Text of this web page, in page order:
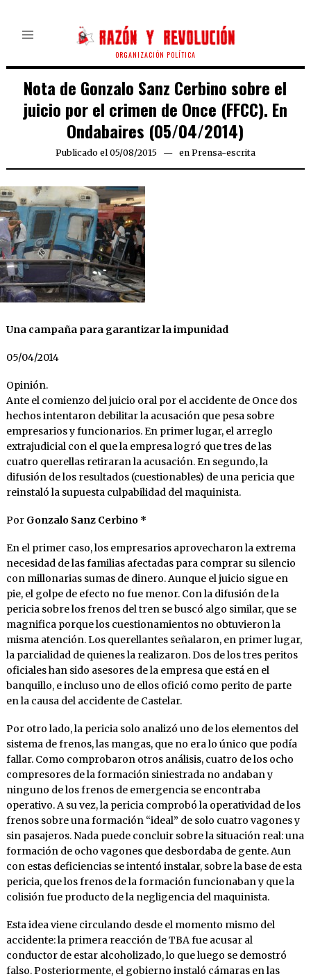
ORGANIZACIÓN POLÍTICA
Nota de Gonzalo Sanz Cerbino sobre el
juicio por el crimen de Once (FFCC). En
Ondabaires (05/04/2014)
Publicado el 05/08/2015 en Prensa-escrita
Una campaña para garantizar la impunidad
05/04/2014
Opinión.
Ante el comienzo del juicio oral por el accidente de Once dos
hechos intentaron debilitar la acusación que pesa sobre
empresarios y funcionarios. En primer lugar, el arreglo
extrajudicial con el que la empresa logró que tres de las
cuatro querellas retiraran la acusación. En segundo, la
difusión de los resultados (cuestionables) de una pericia que
reinstaló la supuesta culpabilidad del maquinista.
Por Gonzalo Sanz Cerbino *
En el primer caso, los empresarios aprovecharon la extrema
necesidad de las familias afectadas para comprar su silencio
con millonarias sumas de dinero. Aunque el juicio sigue en
pie, el golpe de efecto no fue menor. Con la difusión de la
pericia sobre los frenos del tren se buscó algo similar, que se
magnifica porque los cuestionamientos no obtuvieron la
misma atención. Los querellantes señalaron, en primer lugar,
la parcialidad de quienes la realizaron. Dos de los tres peritos
oficiales han sido asesores de la empresa que está en el
banquillo, e incluso uno de ellos ofició como perito de parte
en la causa del accidente de Castelar.
Por otro lado, la pericia solo analizó uno de los elementos del
sistema de frenos, las mangas, que no era lo único que podía
fallar. Como comprobaron otros análisis, cuatro de los ocho
compresores de la formación siniestrada no andaban y
ninguno de los frenos de emergencia se encontraba
operativo. A su vez, la pericia comprobó la operatividad de los
frenos sobre una formación “ideal” de solo cuatro vagones y
sin pasajeros. Nada puede concluir sobre la situación real: una
formación de ocho vagones que desbordaba de gente. Aun
con estas deficiencias se intentó instalar, sobre la base de esta
pericia, que los frenos de la formación funcionaban y que la
colisión fue producto de la negligencia del maquinista.
Esta idea viene circulando desde el momento mismo del
accidente: la primera reacción de TBA fue acusar al
conductor de estar alcoholizado, lo que luego se demostró
falso. Posteriormente, el gobierno instaló cámaras en las